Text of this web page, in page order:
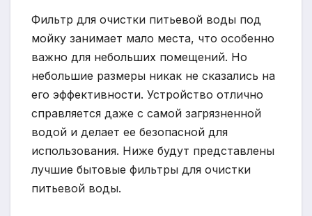
Фильтр для очистки питьевой воды под
мойку занимает мало места, что особенно
важно для небольших помещений. Но
небольшие размеры никак не сказались на
его эффективности. Устройство отлично
справляется даже с самой загрязненной
водой и делает ее безопасной для
использования. Ниже будут представлены
лучшие бытовые фильтры для очистки
питьевой воды.